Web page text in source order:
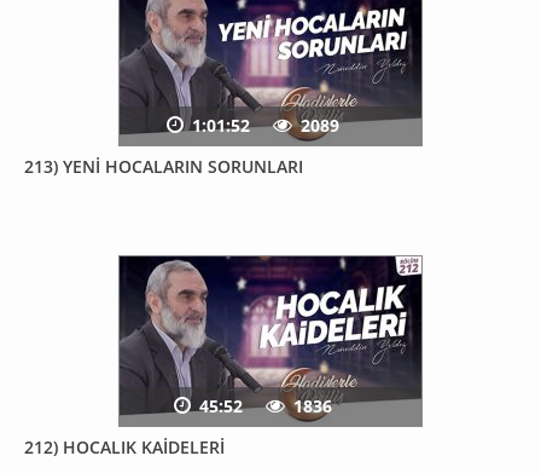
213) YENİ HOCALARIN SORUNLARI
1:01:52 2089
212) HOCALIK KAİDELERİ
45:52 1836